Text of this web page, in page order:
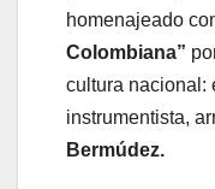
homenajeado
Colombiana”
cultura nacional:
instrumentista,
Bermúdez.